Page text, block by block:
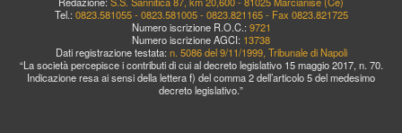
Tel.: 0823.581055 - 0823.581005 - 0823.821165 - Fax 0823.821725
Numero iscrizione R.O.C.: 9721
Numero iscrizione AGCI: 13738
Dati registrazione testata: n. 5086 del 9/11/1999, Tribunale di Napoli
“La società percepisce i contributi di cui al decreto legislativo 15 maggio 2017, n. 70.
Indicazione resa ai sensi della lettera f) del comma 2 dell’articolo 5 del medesimo
decreto legislativo.”